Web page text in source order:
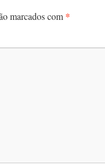
marcados com *